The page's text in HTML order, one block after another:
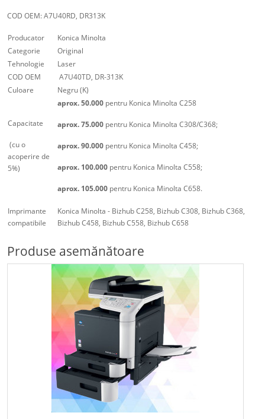
COD OEM: A7U40RD, DR313K
Producator
Konica Minolta
Categorie
Original
Tehnologie
Laser
COD OEM
A7U40TD, DR-313K
Culoare
Negru (K)
Capacitate
(cu o
acoperire de
5%)
aprox. 50.000 pentru Konica Minolta C258
aprox. 75.000 pentru Konica Minolta C308/C368;
aprox. 90.000 pentru Konica Minolta C458;
aprox. 100.000 pentru Konica Minolta C558;
aprox. 105.000 pentru Konica Minolta C658.
Imprimante
compatibile
Konica Minolta - Bizhub C258, Bizhub C308, Bizhub C368,
Bizhub C458, Bizhub C558, Bizhub C658
Produse asemănătoare